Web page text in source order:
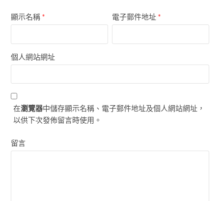
顯示名稱* 電子郵件地址*
個人網站網址
在瀏覽器中儲存顯示名稱、電子郵件地址及個人網站網址，
以供下次發佈留言時使用。
留言